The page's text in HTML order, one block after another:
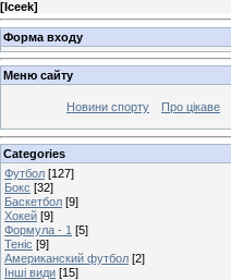
[Iceek]
Форма входу
Меню сайту
Новини спорту Про цікаве
Categories
Футбол [127]
Бокс [32]
Баскетбол [9]
Хокей [9]
Формула - 1 [5]
Теніс [9]
Американский футбол [2]
Інші види [15]